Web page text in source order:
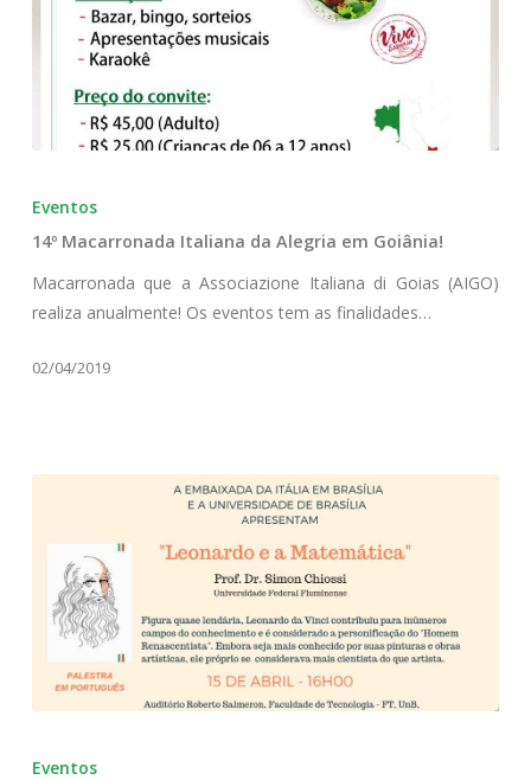
da
Alegria
em
Eventos
14º Macarronada Italiana da Alegria em Goiânia!
Macarronada que a Associazione Italiana di Goias (AIGO)
realiza anualmente! Os eventos tem as finalidades…
02/04/2019
Eventos